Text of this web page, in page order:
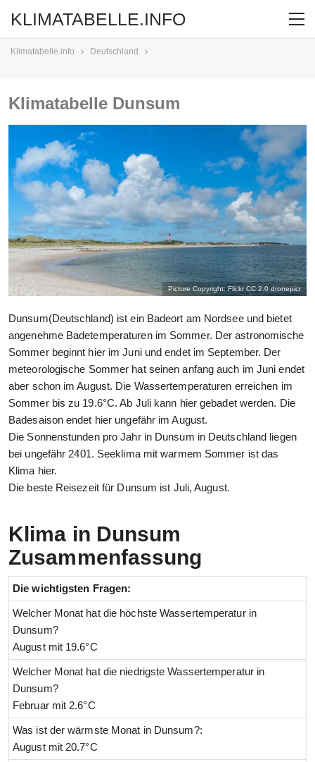
KLIMATABELLE.INFO
Klimatabelle.info Deutschland
Klimatabelle Dunsum
Picture Copyright: Flickr CC 2.0dronepicr
Dunsum(Deutschland) ist ein Badeort am Nordsee und bietet
angenehme Badetemperaturen im Sommer. Der astronomische
Sommer beginnt hier im Juni und endet im September. Der
meteorologische Sommer hat seinen anfang auch im Juni endet
aber schon im August. Die Wassertemperaturen erreichen im
Sommer bis zu 19.6°C. Ab Juli kann hier gebadet werden. Die
Badesaison endet hier ungefähr im August.
Die Sonnenstunden pro Jahr in Dunsum in Deutschland liegen
bei ungefähr 2401. Seeklima mit warmem Sommer ist das
Klima hier.
Die beste Reisezeit für Dunsum ist Juli, August.
Klima in Dunsum
Zusammenfassung
Die wichtigsten Fragen:
Welcher Monat hat die höchste Wassertemperatur in
Dunsum?
August mit 19.6°C
Welcher Monat hat die niedrigste Wassertemperatur in
Dunsum?
Februar mit 2.6°C
Was ist der wärmste Monat in Dunsum?:
August mit 20.7°C